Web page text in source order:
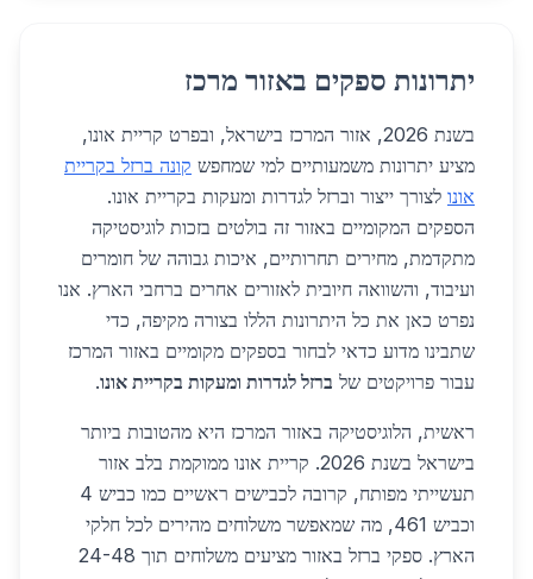
יתרונות ספקים באזור מרכז
בשנת 2026, אזור המרכז בישראל, ובפרט קריית אונו,
מציע יתרונות משמעותיים למי שמחפש קונה ברזל בקריית
אונו לצורך ייצור וברזל לגדרות ומעקות בקריית אונו.
הספקים המקומיים באזור זה בולטים בזכות לוגיסטיקה
מתקדמת, מחירים תחרותיים, איכות גבוהה של חומרים
ועיבוד, והשוואה חיובית לאזורים אחרים ברחבי הארץ. אנו
נפרט כאן את כל היתרונות הללו בצורה מקיפה, כדי
שתבינו מדוע כדאי לבחור בספקים מקומיים באזור המרכז
עבור פרויקטים של ברזל לגדרות ומעקות בקריית אונו.
ראשית, הלוגיסטיקה באזור המרכז היא מהטובות ביותר
בישראל בשנת 2026. קריית אונו ממוקמת בלב אזור
תעשייתי מפותח, קרובה לכבישים ראשיים כמו כביש 4
וכביש 461, מה שמאפשר משלוחים מהירים לכל חלקי
הארץ. ספקי ברזל באזור מציעים משלוחים תוך 24-48